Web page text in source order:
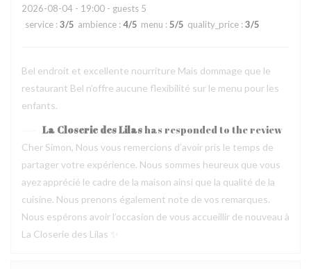
2026-08-04 - 19:00 - guests 5
service : 3/5 ambience : 4/5 menu : 5/5 quality_price : 3/5
Bel endroit et excellente nourriture Mais dommage que le
restaurant Bel n’offre aucune flexibilité sur le menu pour les
enfants.
La Closerie des Lilashas responded to the review
Cher Simon, Nous vous remercions d’avoir pris le temps de
partager votre expérience. Nous sommes heureux que vous
ayez apprécié le cadre de la maison ainsi que la qualité de la
cuisine. Nous prenons également note de vos remarques.
Nous espérons avoir l’occasion de vous accueillir de nouveau à
La Closerie des Lilas ✨